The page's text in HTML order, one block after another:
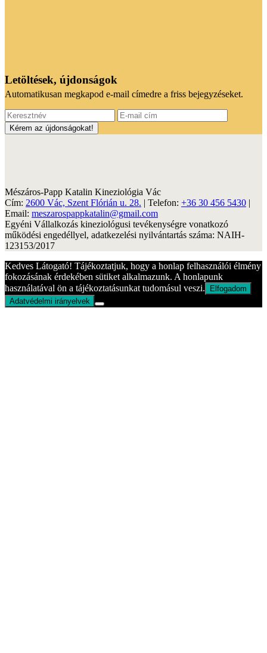
Letöltések, újdonságok
Automatikusan megkapod e-mail címedre a friss bejegyzéseket.
Mészáros-Papp Katalin Kineziológia Vác
Cím: 2600 Vác, Szent Flórián u. 28. | Telefon: +36 30 456 5430 |
Email: meszarospappkatalin@gmail.com
Egyéni Vállalkozás kineziológusi tevékenységre vonatkozó
működési engedéllyel, adatkezelési nyilvántartás száma: NAIH-
123153/2017
Kedves Látogató! Tájékoztatjuk, hogy a honlap felhasználói élmény
fokozásának érdekében sütiket alkalmazunk. A honlapunk
használatával ön a tájékoztatásunkat tudomásul veszi.
Elfogadom
Adatvédelmi irányelvek